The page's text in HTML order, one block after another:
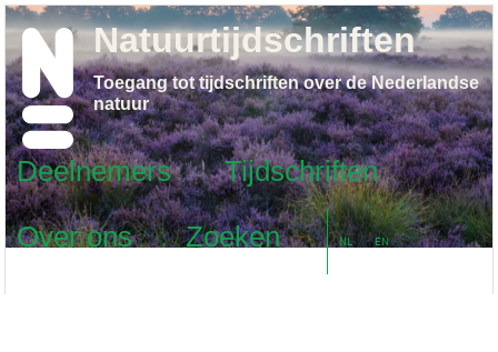
Deelnemers
Tijdschriften
Over ons
Zoeken NL EN
Natuurtijdschriften
Toegang tot tijdschriften over de Nederlandse
natuur